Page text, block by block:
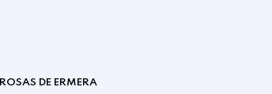
ROSAS DE ERMERA